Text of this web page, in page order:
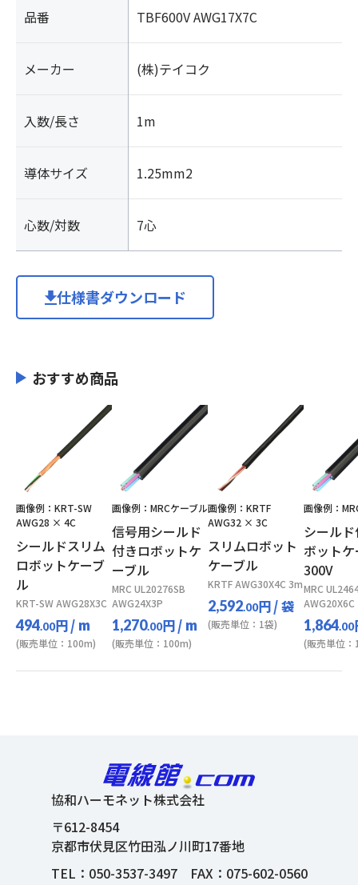
品番 TBF600V AWG17X7C
メーカー (株)テイコク
入数/長さ 1m
導体サイズ 1.25mm2
心数/対数 7心
仕様書ダウンロード
おすすめ商品
画像例：KRT-SW
AWG28 × 4C
シールドスリム
ロボットケーブ
ル
KRT-SW AWG28X3C
494.00円/ m
(販売単位：100m)
画像例：MRCケーブル
信号用シールド
付きロボットケ
ーブル
MRC UL20276SB
AWG24X3P
1,270.00円/ m
(販売単位：100m)
画像例：KRTF
AWG32 × 3C
スリムロボット
ケーブル
KRTF AWG30X4C 3m
2,592.00円/ 袋
(販売単位：1袋)
画像例：
シール
ボット
300V
MRC
AWG20X6C
1,864.00
(販売単位
協和ハーモネット株式会社
〒612-8454
京都市伏見区竹田泓ノ川町17番地
TEL： 050-3537-3497FAX：075-602-0560